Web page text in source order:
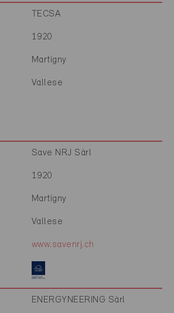
TECSA
1920
Martigny
Vallese
Save NRJ Sàrl
1920
Martigny
Vallese
www.savenrj.ch
ENERGYNEERING Sàrl